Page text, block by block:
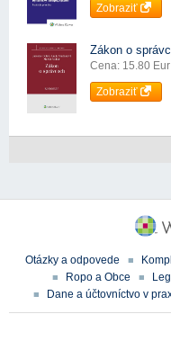
Zobraziť
Zákon o
Cena: 15.80 Eur
Zobraziť
Otázky a odpovede
Ropo a Obce
Dane a účtovníctvo v